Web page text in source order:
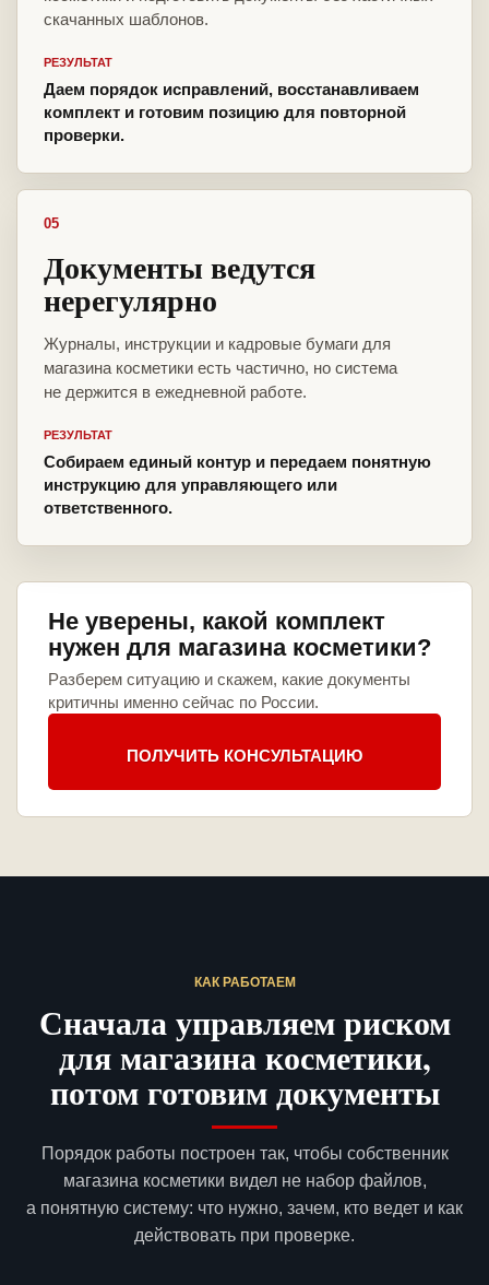
скачанных шаблонов.
РЕЗУЛЬТАТ
Даем порядок исправлений, восстанавливаем
комплект и готовим позицию для повторной
проверки.
05
Документы ведутся
нерегулярно
Журналы, инструкции и кадровые бумаги для
магазина косметики есть частично, но система
не держится в ежедневной работе.
РЕЗУЛЬТАТ
Собираем единый контур и передаем понятную
инструкцию для управляющего или
ответственного.
Не уверены, какой комплект
нужен для магазина косметики?
Разберем ситуацию и скажем, какие документы
критичны именно сейчас по России.
ПОЛУЧИТЬ КОНСУЛЬТАЦИЮ
КАК РАБОТАЕМ
Сначала управляем риском
для магазина косметики,
потом готовим документы
Порядок работы построен так, чтобы собственник
магазина косметики видел не набор файлов,
а понятную систему: что нужно, зачем, кто ведет и как
действовать при проверке.